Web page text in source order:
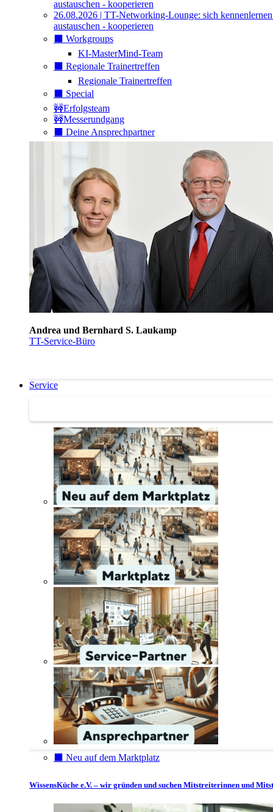
austauschen - kooperieren
26.08.2026 | TT-Networking-Lounge: sich
austauschen - kooperieren
⬛️ Workgroups
KI-MasterMind-Team
⬛️ Regionale Trainertreffen
Regionale Trainertreffen
⬛️ Special
🚧Erfolgsteam
🚧Messerundgang
⬛️ Deine Ansprechpartner
Andrea und Bernhard S. Laukamp
TT-Service-Büro
Service
⬛️ Neu auf dem Marktplatz
WissensKüche e.V. – wir gründen und suchen Mitstreiterinnen und